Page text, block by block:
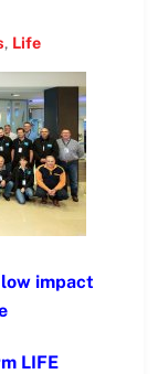
, Life
impact
LIFE